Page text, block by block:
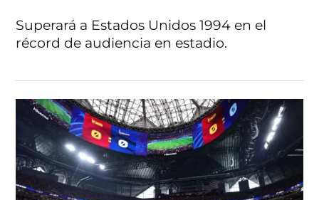
Superará a Estados Unidos 1994 en el
récord de audiencia en estadio.